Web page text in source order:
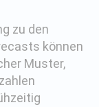
zu den
können
Muster,